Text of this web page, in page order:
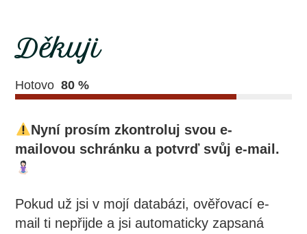
Děkuji
Hotovo 80 %
Nyní prosím zkontroluj svou e-
mailovou schránku a potvrď svůj e-mail.
Pokud už jsi v mojí databázi, ověřovací e-
mail ti nepřijde a jsi automaticky zapsaná